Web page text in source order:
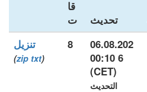
تحديث
قا
ت
06.08.202
6 00:10
(CET)
التحديث
8 تنزيل
(
zip txt
)